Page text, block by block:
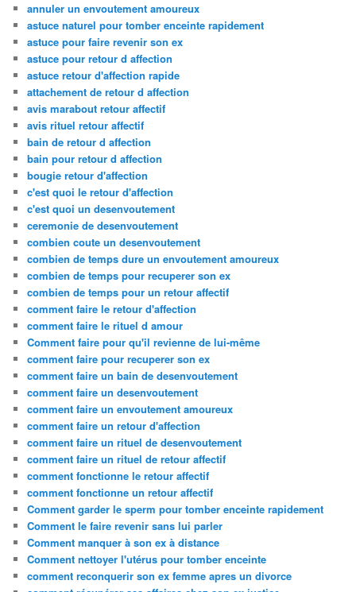
annuler un envoutement amoureux
astuce naturel pour tomber enceinte rapidement
astuce pour faire revenir son ex
astuce pour retour d affection
astuce retour d'affection rapide
attachement de retour d affection
avis marabout retour affectif
avis rituel retour affectif
bain de retour d affection
bain pour retour d affection
bougie retour d'affection
c'est quoi le retour d'affection
c'est quoi un desenvoutement
ceremonie de desenvoutement
combien coute un desenvoutement
combien de temps dure un envoutement amoureux
combien de temps pour recuperer son ex
combien de temps pour un retour affectif
comment faire le retour d'affection
comment faire le rituel d amour
Comment faire pour qu'il revienne de lui-même
comment faire pour recuperer son ex
comment faire un bain de desenvoutement
comment faire un desenvoutement
comment faire un envoutement amoureux
comment faire un retour d'affection
comment faire un rituel de desenvoutement
comment faire un rituel de retour affectif
comment fonctionne le retour affectif
comment fonctionne un retour affectif
Comment garder le sperm pour tomber enceinte rapidement
Comment le faire revenir sans lui parler
Comment manquer à son ex à distance
Comment nettoyer l'utérus pour tomber enceinte
comment reconquerir son ex femme apres un divorce